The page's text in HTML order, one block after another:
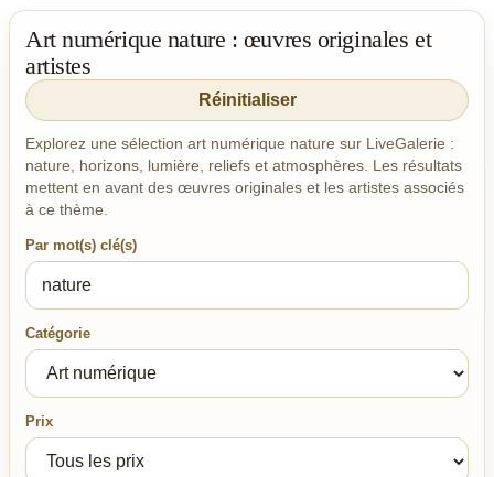
Art numérique nature : œuvres originales et
artistes
Réinitialiser
Explorez une sélection art numérique nature sur LiveGalerie :
nature, horizons, lumière, reliefs et atmosphères. Les résultats
mettent en avant des œuvres originales et les artistes associés
à ce thème.
Par mot(s) clé(s)
Catégorie
Prix